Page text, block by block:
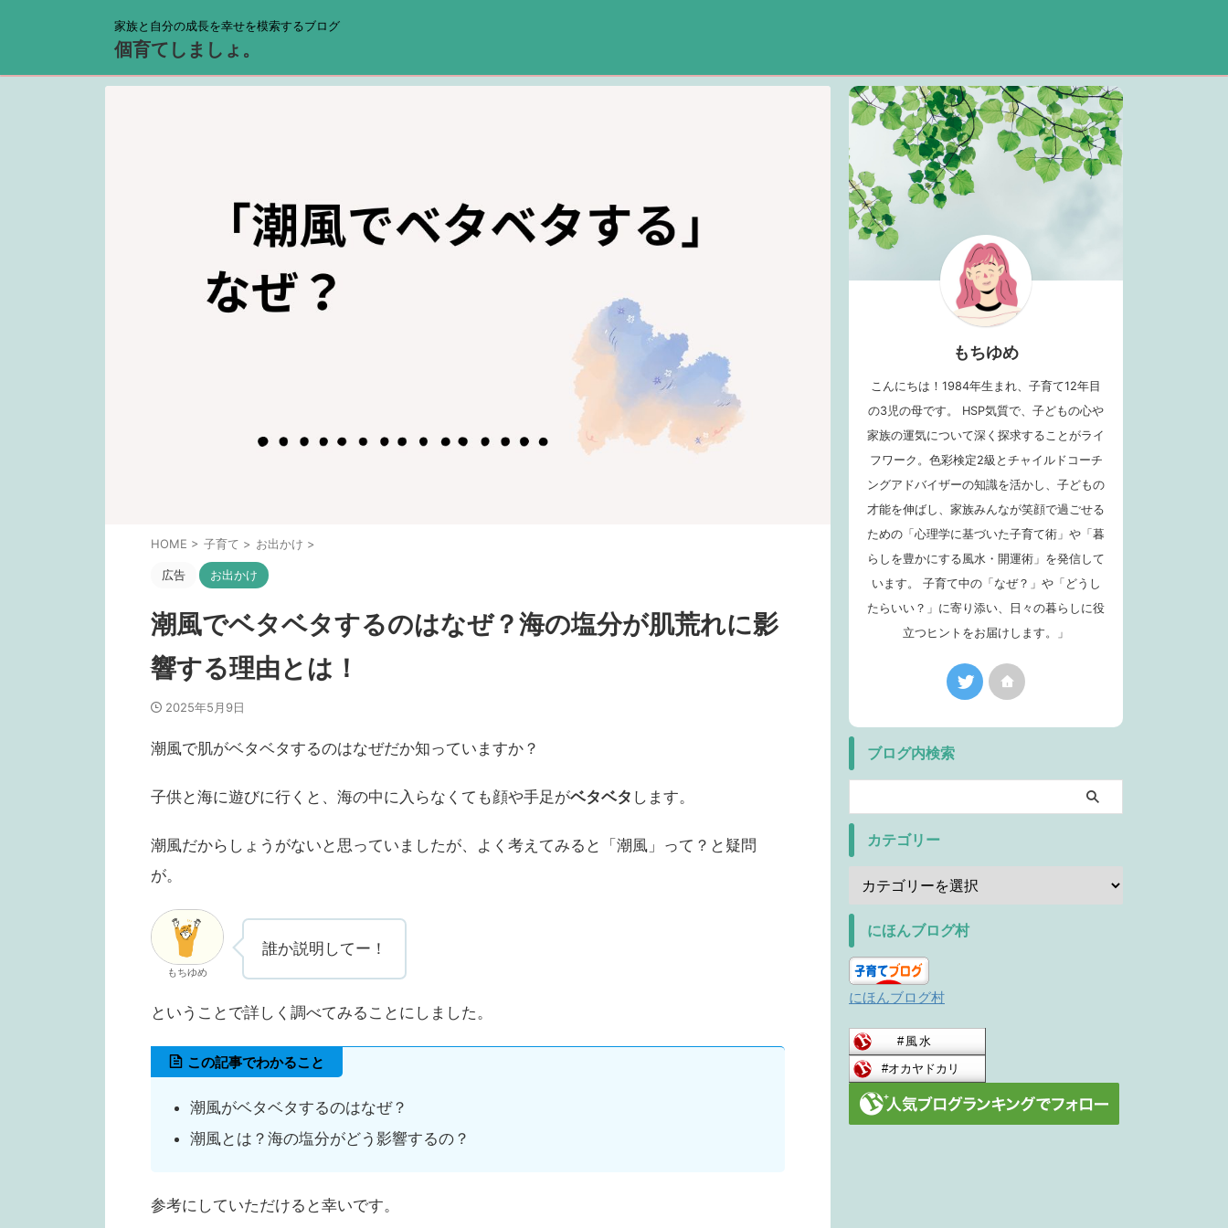
家族と自分の成長を幸せを模索するブログ
個育てしましょ。
HOME > 子育て > お出かけ >
広告 お出かけ
潮風でベタベタするのはなぜ？海の塩分が肌荒れに影
響する理由とは！
2025年5月9日
潮風で肌がベタベタするのはなぜだか知っていますか？
子供と海に遊びに行くと、海の中に入らなくても顔や手足がベタベタ します。
潮風だからしょうがないと思っていましたが、よく考えてみると「潮風」って？と疑問
が。
もちゆめ
誰か説明してー！
ということで詳しく調べてみることにしました。
この記事でわかること
潮風がベタベタするのはなぜ？
潮風とは？海の塩分がどう影響するの？
参考にしていただけると幸いです。
もちゆめ
こんにちは！1984年生まれ、子育て12年目
の3児の母です。 HSP気質で、子どもの心や
家族の運気について深く探求することがライ
フワーク。色彩検定2級とチャイルドコーチ
ングアドバイザーの知識を活かし、子どもの
才能を伸ばし、家族みんなが笑顔で過ごせる
ための「心理学に基づいた子育て術」や「暮
らしを豊かにする風水・開運術」を発信して
います。 子育て中の「なぜ？」や「どうし
たらいい？」に寄り添い、日々の暮らしに役
立つヒントをお届けします。」
ブログ内検索
カテゴリー
にほんブログ村
にほんブログ村